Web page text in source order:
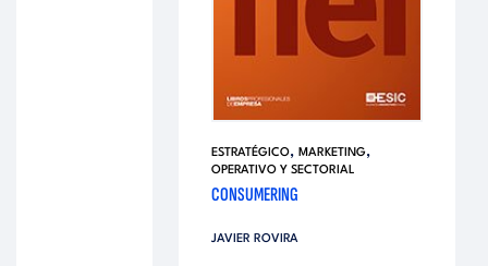
ESTRATÉGICO, MARKETING,
OPERATIVO Y SECTORIAL
CONSUMERING
JAVIER ROVIRA